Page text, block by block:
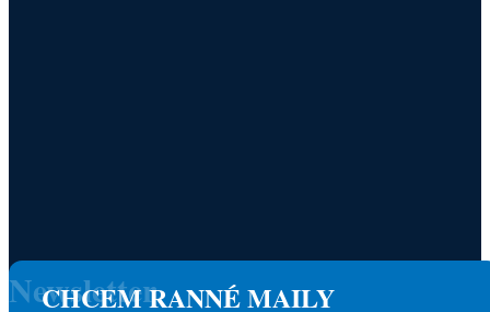
CHCEM RANNÉ MAILY
Newsletter